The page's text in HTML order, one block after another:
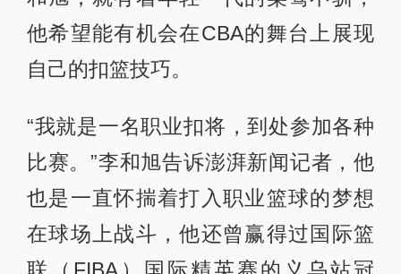
他希望能有机会在CBA的舞台上展现
自己的扣篮技巧。
“我就是一名职业扣将，到处参加各种
比赛。”李和旭告诉澎湃新闻记者，他
也是一直怀揣着打入职业篮球的梦想
在球场上战斗，他还曾赢得过国际篮